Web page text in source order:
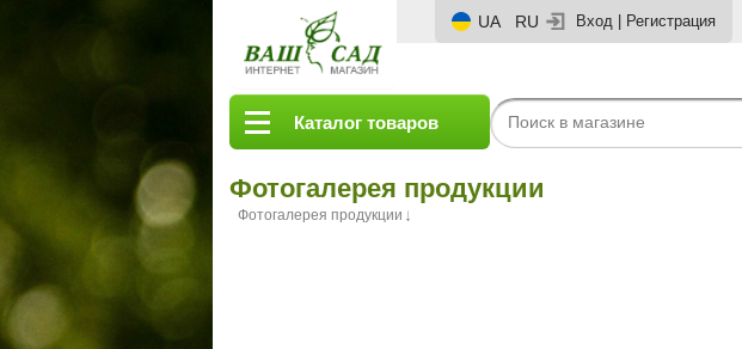
UA RU Вход Регистрация
Каталог товаров
Фотогалерея продукции
Фотогалерея продукции